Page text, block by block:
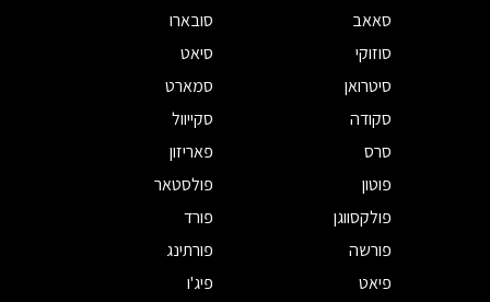
סאאב
סובארו
סוזוקי
סיאט
סיטרואן
סמארט
סקודה
סקייוול
סרס
פאריזון
פוטון
פולסטאר
פולקסווגן
פורד
פורשה
פורתינג
פיאט
פיג'ו